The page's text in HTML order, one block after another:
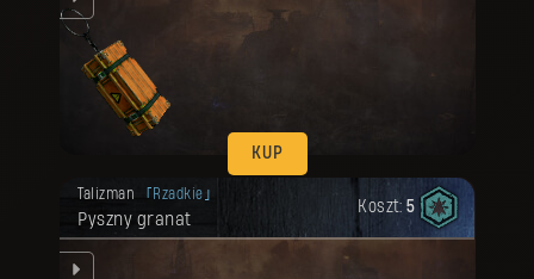
KUP
Talizman Rzadkie
Pyszny granat
Koszt: 5
Twoja nagroda została odblokowana.